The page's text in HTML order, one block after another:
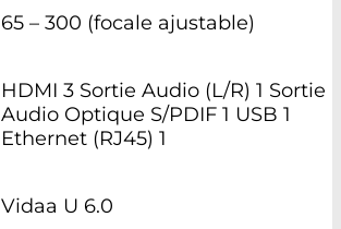
65 – 300 (focale ajustable)
HDMI 3 Sortie Audio (L/R) 1 Sortie
Audio Optique S/PDIF 1 USB 1
Ethernet (RJ45) 1
Vidaa U 6.0